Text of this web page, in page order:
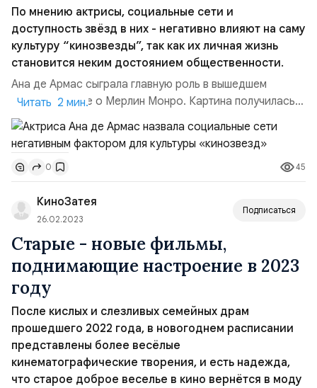
По мнению актрисы, социальные сети и
доступность звёзд в них - негативно влияют на саму
культуру “кинозвезды”, так как их личная жизнь
становится неким достоянием общественности.
Ана де Армас сыграла главную роль в вышедшем
осенью фильме о Мерлин Монро. Картина получилась
очень спорной. Всё-таки она не является каким-то
атласом по биографии известной женщины,
пропущенным через чьё-то виденье. Фильм освещает
личностные проблемы, собирая их в некий клубок
психологической тяжести.Кадр из к/ф “Блондинка”На
протяжении всего хронометр...
Читать 2 мин.
0 45
КиноЗатея
26.02.2023
Подписаться
Старые - новые фильмы,
поднимающие настроение в 2023
году
После кислых и слезливых семейных драм
прошедшего 2022 года, в новогоднем расписании
представлены более весёлые
кинематографические творения, и есть надежда,
что старое доброе веселье в кино вернётся в моду